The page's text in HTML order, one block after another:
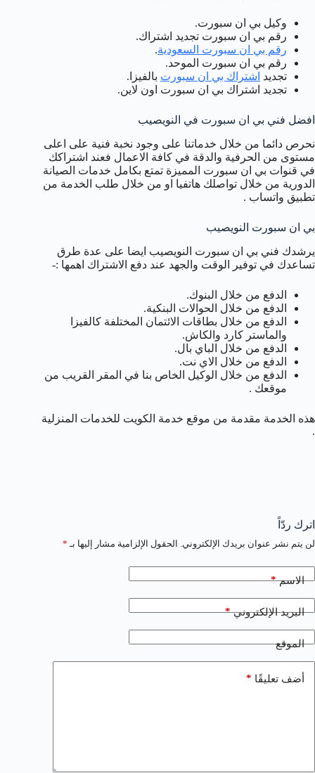
وكيل بي ان سبورت.
رقم بي ان سبورت تجديد اشتراك.
رقم بي ان سبورت السعودية.
رقم بي ان سبورت الموحد.
تجديد اشتراك بي ان سبورت بالفيزا.
تجديد اشتراك بي ان سبورت اون لاين.
افضل فني بي ان سبورت في النويصيب
نحرص دائما من خلال خدماتنا على وجود نخبة فنية على اعلى
مستوى من الحرفية والدقة في كافة الاعمال فعند اشتراكك
في قنوات بي ان سبورت المميزة تمتع بكامل خدمات الصيانة
الدورية من خلال تواصلك هاتفيا او من خلال طلب الخدمة من
تطبيق واتساب .
بي ان سبورت النويصيب
يرشدك فني بي ان سبورت النويصيب ايضا على عدة طرق
تساعدك في توفير الوقت والجهد عند دفع الاشتراك اهمها :-
الدفع من خلال البنوك.
الدفع من خلال الحوالات البنكية.
الدفع من خلال بطاقات الائتمان المختلفة كالفيزا
والماستر كارد والكاش.
الدفع من خلال الباي بال.
الدفع من خلال الاي نت.
الدفع من خلال الوكيل الخاص بنا في المقر القريب من
موقعك .
هذه الخدمة مقدمة من موقع خدمة الكويت للخدمات المنزلية
.
اترك ردّاً
لن يتم نشر عنوان بريدك الإلكتروني. الحقول الإلزامية مشار إليها بـ *
الاسم*
البريد الإلكتروني*
الموقع
أضف تعليقًا *